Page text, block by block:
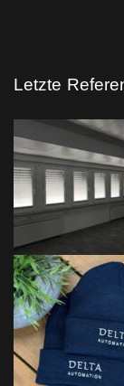
Letzte